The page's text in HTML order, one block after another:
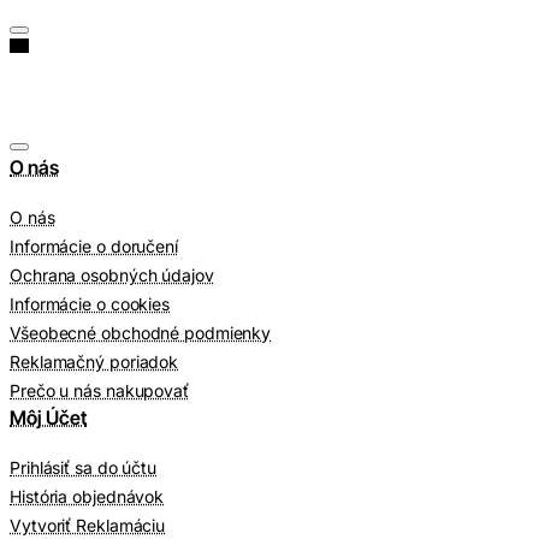
O nás
O nás
Informácie o doručení
Ochrana osobných údajov
Informácie o cookies
Všeobecné obchodné podmienky
Reklamačný poriadok
Prečo u nás nakupovať
Môj Účet
Prihlásiť sa do účtu
História objednávok
Vytvoriť Reklamáciu